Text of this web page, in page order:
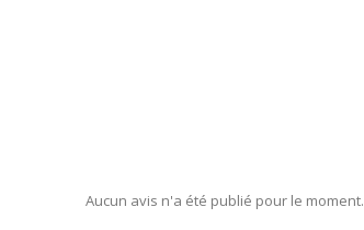
Aucun avis n'a été publié pour le moment.